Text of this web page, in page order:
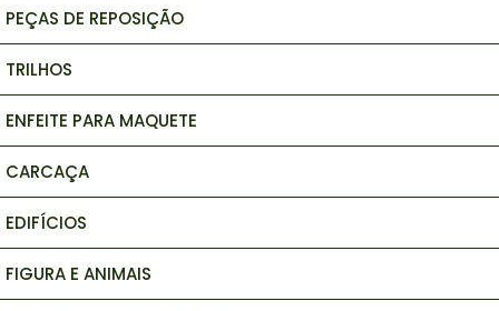
PEÇAS DE REPOSIÇÃO
TRILHOS
ENFEITE PARA MAQUETE
CARCAÇA
EDIFÍCIOS
FIGURA E ANIMAIS